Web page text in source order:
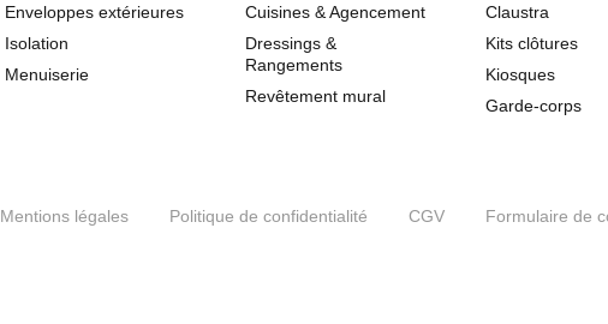
Enveloppes extérieures
Isolation
Menuiserie
Cuisines & Agencement
Dressings &
Rangements
Revêtement mural
Claustra
Kits clôtures
Kiosques
Garde-corps
Mentions légales Politique de confidentialité CGV Formulaire de